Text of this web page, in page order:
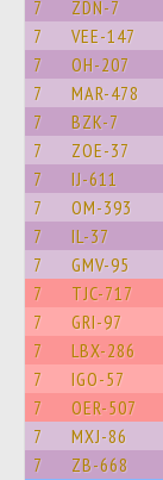
7 ZDN-7
7 VEE-147
7 OH-207
7 MAR-478
7 BZK-7
7 ZOE-37
7 IJ-611
7 OM-393
7 IL-37
7 GMV-95
7 TJC-717
7 GRI-97
7 LBX-286
7 IGO-57
7 OER-507
7 MXJ-86
7 ZB-668